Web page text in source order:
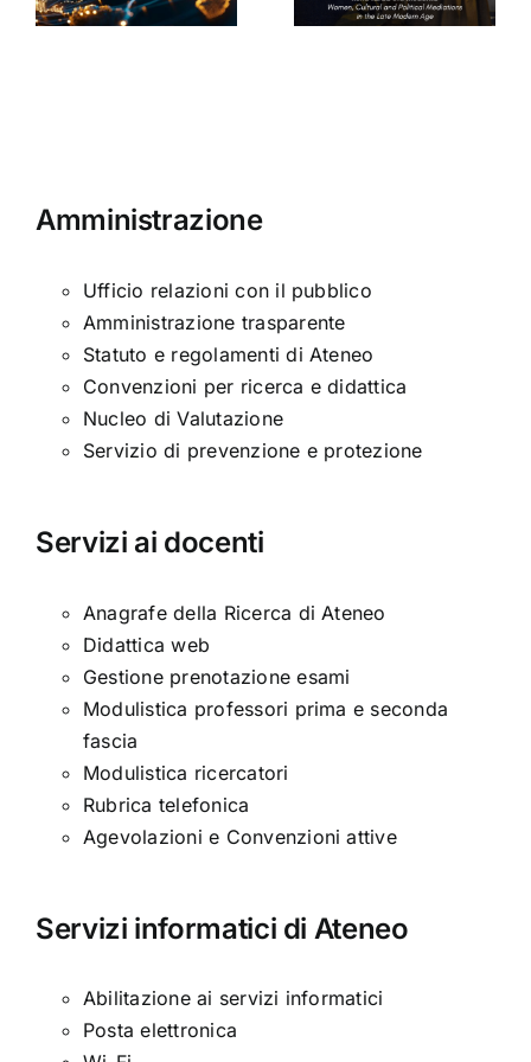
nella tarda
Sinclair
Amministrazione
Ufficio relazioni con il pubblico
Amministrazione trasparente
Statuto e regolamenti di Ateneo
Convenzioni per ricerca e didattica
Nucleo di Valutazione
Servizio di prevenzione e protezione
Servizi ai docenti
Anagrafe della Ricerca di Ateneo
Didattica web
Gestione prenotazione esami
Modulistica professori prima e seconda
fascia
Modulistica ricercatori
Rubrica telefonica
Agevolazioni e Convenzioni attive
Servizi informatici di Ateneo
Abilitazione ai servizi informatici
Posta elettronica